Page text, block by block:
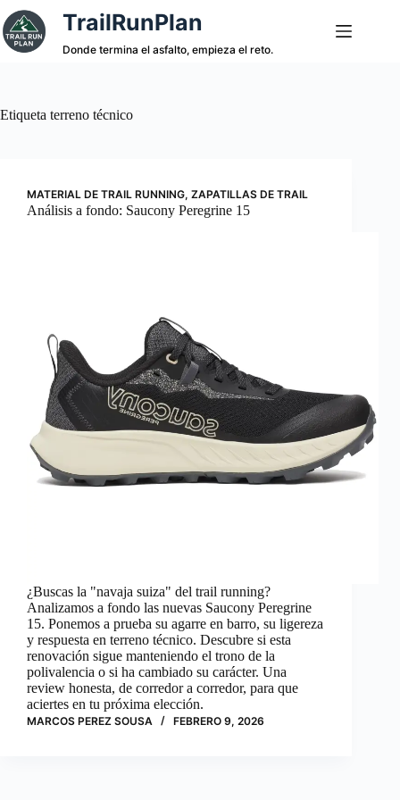
Saltar
al
contenido
TrailRunPlan
Donde termina el asfalto, empieza el reto.
Etiqueta terreno técnico
MATERIAL DE TRAIL RUNNING, ZAPATILLAS DE TRAIL
Análisis a fondo: Saucony Peregrine 15
¿Buscas la "navaja suiza" del trail running?
Analizamos a fondo las nuevas Saucony Peregrine
15. Ponemos a prueba su agarre en barro, su ligereza
y respuesta en terreno técnico. Descubre si esta
renovación sigue manteniendo el trono de la
polivalencia o si ha cambiado su carácter. Una
review honesta, de corredor a corredor, para que
aciertes en tu próxima elección.
MARCOS PEREZ SOUSA FEBRERO 9, 2026